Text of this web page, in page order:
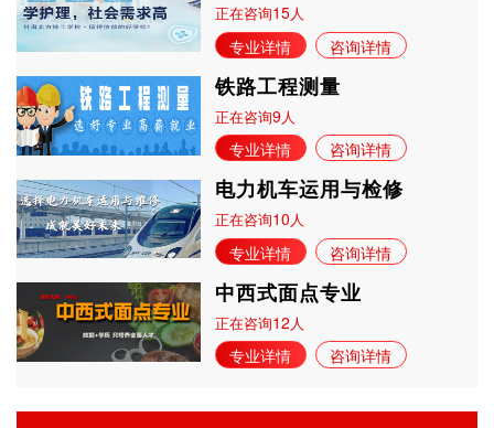
正在咨询15人
专业详情 咨询详情
铁路工程测量
正在咨询9人
专业详情 咨询详情
电力机车运用与检修
正在咨询10人
专业详情 咨询详情
中西式面点专业
正在咨询12人
专业详情 咨询详情